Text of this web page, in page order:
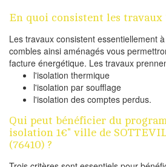
En quoi consistent les travaux
Les travaux consistent essentiellement
combles ainsi aménagés vous
facture énergétique. Les travaux
l'isolation thermique
l'isolation par soufflage
l'isolation des comptes perdus.
Qui peut bénéficier du
isolation 1€" ville de
(76410) ?